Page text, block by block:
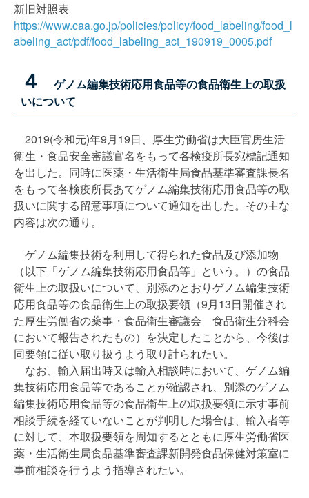
新旧対照表
https://www.caa.go.jp/policies/policy/food_labeling/food_l
abeling_act/pdf/food_labeling_act_190919_0005.pdf
４
ゲノム編集技術応用食品等の食品衛生上の取扱
いについて
2019(令和元)年9月19日、厚生労働省は大臣官房生活
衛生・食品安全審議官名をもって各検疫所長宛標記通知
を出した。同時に医薬・生活衛生局食品基準審査課長名
をもって各検疫所長あてゲノム編集技術応用食品等の取
扱いに関する留意事項について通知を出した。その主な
内容は次の通り。
ゲノム編集技術を利用して得られた食品及び添加物
（以下「ゲノム編集技術応用食品等」という。）の食品
衛生上の取扱いについて、別添のとおりゲノム編集技術
応用食品等の食品衛生上の取扱要領（9月13日開催され
た厚生労働省の薬事・食品衛生審議会 食品衛生分科会
において報告されたもの）を決定したことから、今後は
同要領に従い取り扱うよう取り計られたい。
なお、輸入届出時又は輸入相談時において、ゲノム編
集技術応用食品等であることが確認され、別添のゲノム
編集技術応用食品等の食品衛生上の取扱要領に示す事前
相談手続を経ていないことが判明した場合は、輸入者等
に対して、本取扱要領を周知するとともに厚生労働省医
薬・生活衛生局食品基準審査課新開発食品保健対策室に
事前相談を行うよう指導されたい。